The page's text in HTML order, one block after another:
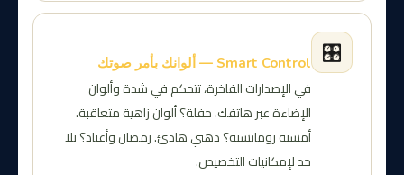
🎛️ Smart Control — ألوانك بأمر صوتك
في الإصدارات الفاخرة، تتحكم في شدة وألوان
الإضاءة عبر هاتفك. حفلة؟ ألوان زاهية متعاقبة.
أمسية رومانسية؟ ذهبي هادئ. رمضان وأعياد؟ بلا
حد لإمكانيات التخصيص.